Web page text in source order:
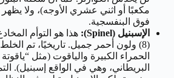
مكعبًا أو اثني عشري الأوجه)، ولا
فوق البنفسجية.
الإسبنيل (Spinel):
هذا هو التوأم
(8) ولون أحمر جميل. تاريخيًا، تم
الحمراء الكبيرة والياقوت (مثل
البريطاني، وهي في الواقع إسبنيل).